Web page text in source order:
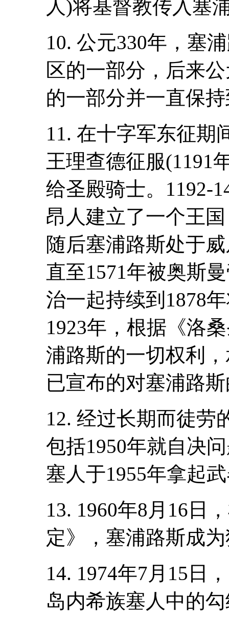
人)将基督教传入塞
10. 公元330年，塞
区的一部分，后来
的一部分并一直保
11. 在十字军东征期
王理查德征服(1191
给圣殿骑士。1192-
昂人建立了一个王
随后塞浦路斯处于
直至1571年被奥斯
治一起持续到1878
1923年，根据《洛
浦路斯的一切权利
已宣布的对塞浦路
12. 经过长期而徒劳
包括1950年就自决
塞人于1955年拿起
13. 1960年8月16日
定》，塞浦路斯成
14. 1974年7月15日
岛内希族塞人中的